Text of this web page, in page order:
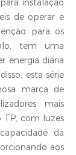
instalação
de operar e
para os
tem uma
energia diária
esta série
marca de
mais
TP, com luzes
da
aos